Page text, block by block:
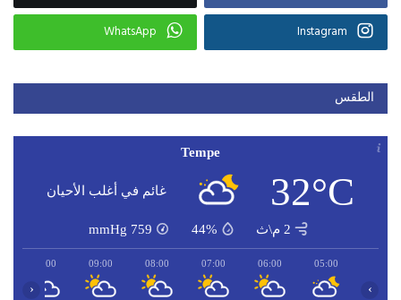
Instagram
WhatsApp
الطقس
Tempe
32°C غائم في أغلب الأحيان
2 م\ث 44%
759
mmHg
05:00
06:00
07:00
08:00
09:00
10:00
‹ ›